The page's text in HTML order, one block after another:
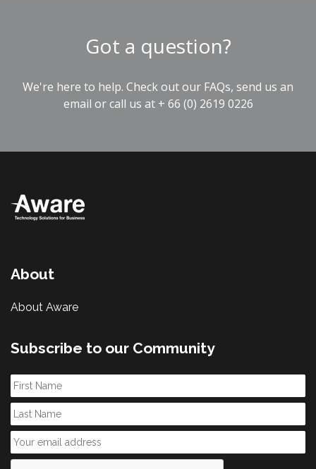
Got a question?
We're here to help. Check out our FAQs, send us an
email or call us at + 66 (0) 2619 0226
About
About Aware
Subscribe to our Community
First
Name
Last
Name
Email *